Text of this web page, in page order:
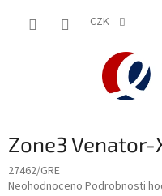
CZK
Zone3 Venator-
27462/GRE
Průměrné
Neohodnoceno Podrobnosti
shop.etriatlon.cz -